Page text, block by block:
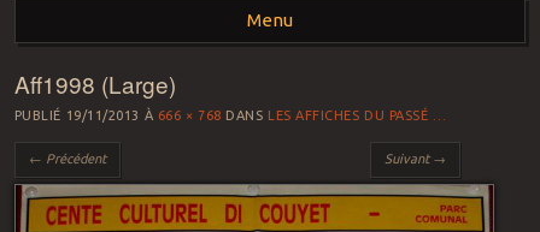
Menu
Aller au contenu principal
Aff1998 (Large)
PUBLIÉ 19/11/2013 À 666 × 768 DANS LES AFFICHES DU PASSÉ …
← Précédent Suivant →